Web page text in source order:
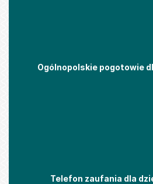
Ogólnopolskie pogotowie
Telefon zaufania dla